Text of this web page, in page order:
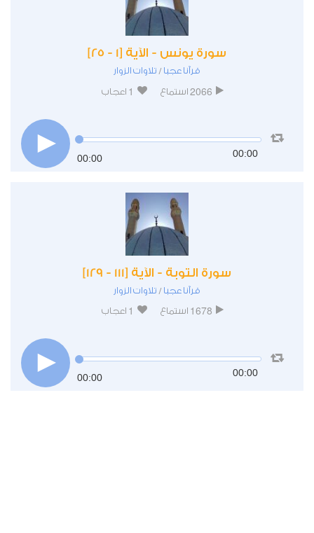
سورة يونس - الآية [1 - 25]
قرآنا عجبا / تلاوات الزوار
2066 استماع 1 اعجاب
00:00 00:00
سورة التوبة - الآية [111 - 129]
قرآنا عجبا / تلاوات الزوار
1678 استماع 1 اعجاب
00:00 00:00